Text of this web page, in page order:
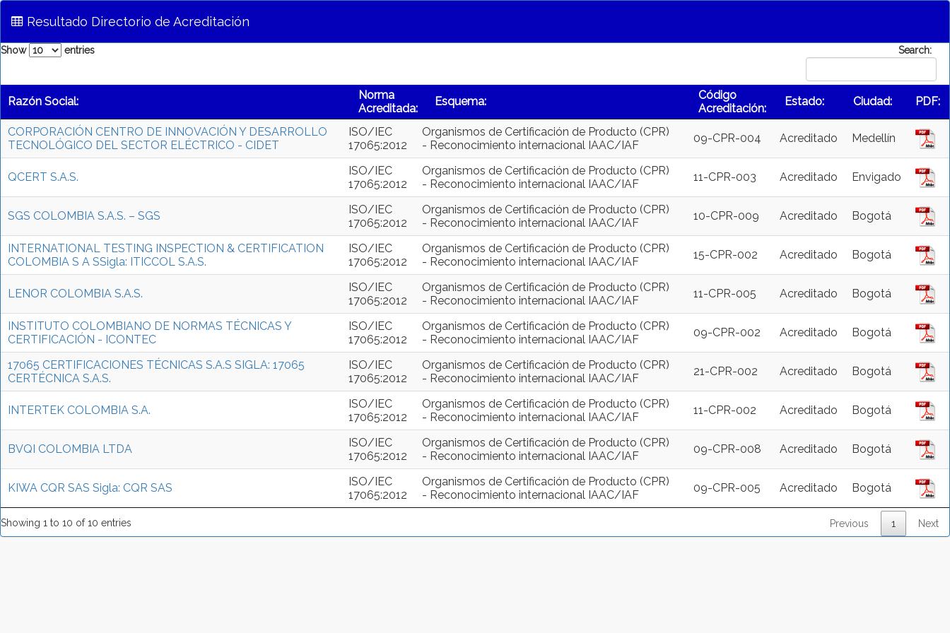
Resultado Directorio de Acreditación
Show entries Search:
Razón Social:
Norma
Acreditada:
Esquema:
Código
Acreditación:
Estado: Ciudad: PDF:
CORPORACIÓN CENTRO DE INNOVACIÓN Y DESARROLLO
TECNOLÓGICO DEL SECTOR ELÉCTRICO - CIDET
ISO/IEC
17065:2012
Organismos de Certificación de Producto (CPR)
- Reconocimiento internacional IAAC/IAF
09-CPR-004 Acreditado Medellín
QCERT S.A.S.
ISO/IEC
17065:2012
Organismos de Certificación de Producto (CPR)
- Reconocimiento internacional IAAC/IAF
11-CPR-003 Acreditado Envigado
SGS COLOMBIA S.A.S. – SGS
ISO/IEC
17065:2012
Organismos de Certificación de Producto (CPR)
- Reconocimiento internacional IAAC/IAF
10-CPR-009 Acreditado Bogotá
INTERNATIONAL TESTING INSPECTION & CERTIFICATION
COLOMBIA S A SSigla: ITICCOL S.A.S.
ISO/IEC
17065:2012
Organismos de Certificación de Producto (CPR)
- Reconocimiento internacional IAAC/IAF
15-CPR-002 Acreditado Bogotá
LENOR COLOMBIA S.A.S.
ISO/IEC
17065:2012
Organismos de Certificación de Producto (CPR)
- Reconocimiento internacional IAAC/IAF
11-CPR-005 Acreditado Bogotá
INSTITUTO COLOMBIANO DE NORMAS TÉCNICAS Y
CERTIFICACIÓN - ICONTEC
ISO/IEC
17065:2012
Organismos de Certificación de Producto (CPR)
- Reconocimiento internacional IAAC/IAF
09-CPR-002 Acreditado Bogotá
17065 CERTIFICACIONES TÉCNICAS S.A.S SIGLA: 17065
CERTÉCNICA S.A.S.
ISO/IEC
17065:2012
Organismos de Certificación de Producto (CPR)
- Reconocimiento internacional IAAC/IAF
21-CPR-002 Acreditado Bogotá
INTERTEK COLOMBIA S.A.
ISO/IEC
17065:2012
Organismos de Certificación de Producto (CPR)
- Reconocimiento internacional IAAC/IAF
11-CPR-002 Acreditado Bogotá
BVQI COLOMBIA LTDA
ISO/IEC
17065:2012
Organismos de Certificación de Producto (CPR)
- Reconocimiento internacional IAAC/IAF
09-CPR-008 Acreditado Bogotá
KIWA CQR SAS Sigla: CQR SAS
ISO/IEC
17065:2012
Organismos de Certificación de Producto (CPR)
- Reconocimiento internacional IAAC/IAF
09-CPR-005 Acreditado Bogotá
Showing 1 to 10 of 10 entries Previous 1 Next